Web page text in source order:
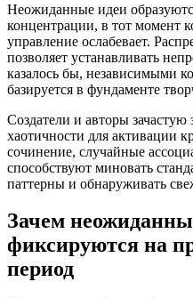
Неожиданные идеи
концентрации, в тот момент
управление ослабевает.
позволяет устанавливать
казалось бы, независимыми
базируется в фундаменте
Создатели и авторы
хаотичности для активации
сочинение, случайные
способствуют миновать
паттерны и обнаруживать
Зачем
фиксируются на
период